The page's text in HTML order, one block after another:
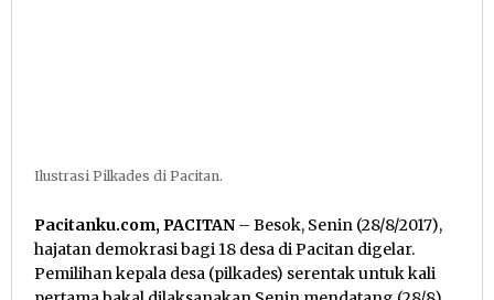
Ilustrasi Pilkades di Pacitan.
Pacitanku.com, PACITAN – Besok, Senin (28/8/2017),
hajatan demokrasi bagi 18 desa di Pacitan digelar.
Pemilihan kepala desa (pilkades) serentak untuk kali